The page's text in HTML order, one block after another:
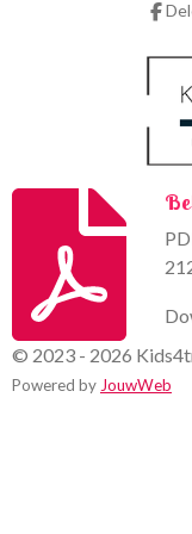
© 2023 - 2026
Powered by JouwWeb